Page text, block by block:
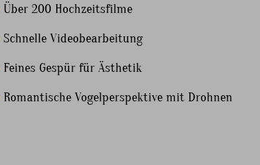
Über 200 Hochzeitsfilme
Schnelle Videobearbeitung
Feines Gespür für Ästhetik
Romantische Vogelperspektive mit Drohnen